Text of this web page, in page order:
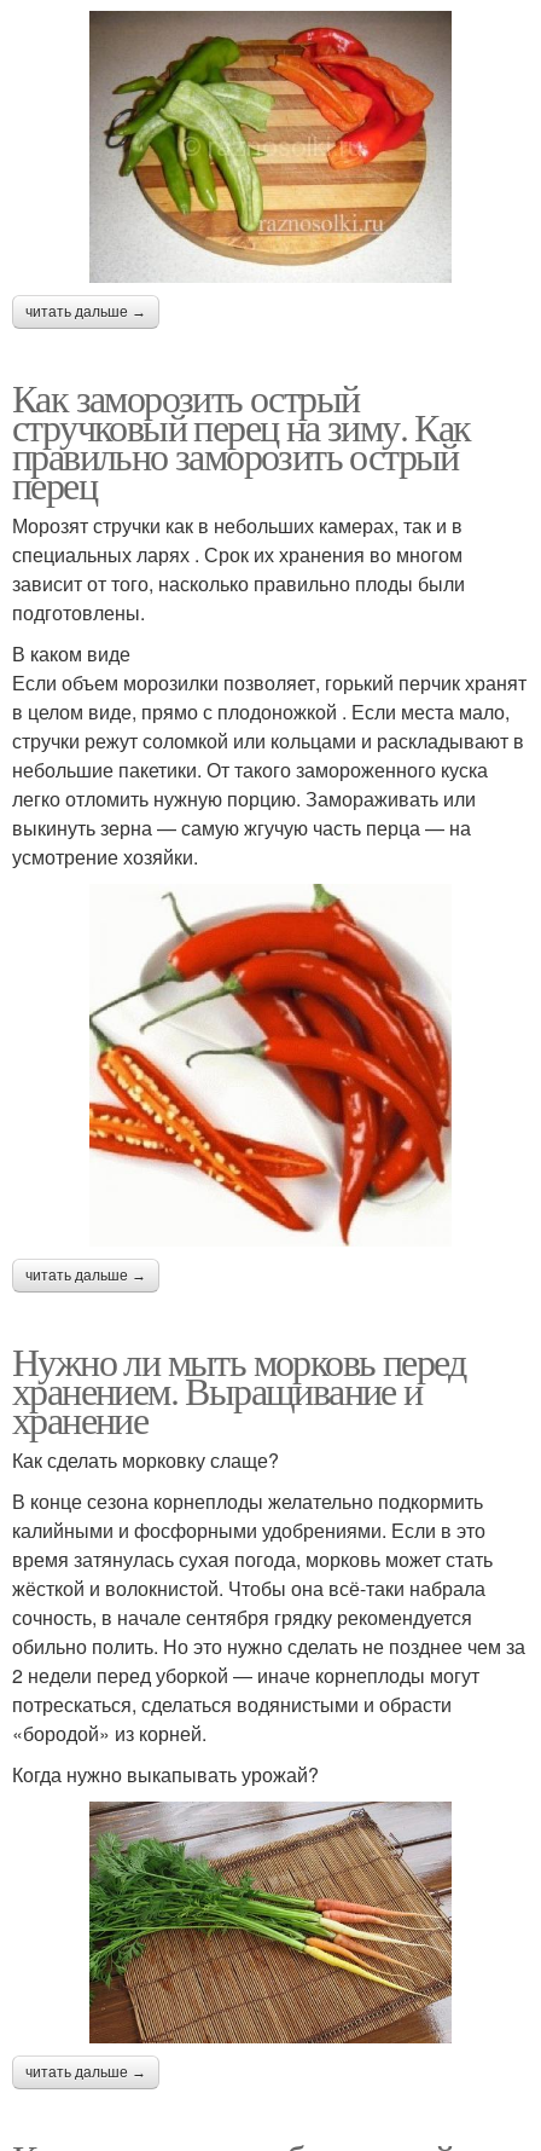
читать дальше →
Как заморозить острый
стручковый перец на зиму. Как
правильно заморозить острый
перец
Морозят стручки как в небольших камерах, так и в
специальных ларях . Срок их хранения во многом
зависит от того, насколько правильно плоды были
подготовлены.
В каком виде
Если объем морозилки позволяет, горький перчик хранят
в целом виде, прямо с плодоножкой . Если места мало,
стручки режут соломкой или кольцами и раскладывают в
небольшие пакетики. От такого замороженного куска
легко отломить нужную порцию. Замораживать или
выкинуть зерна — самую жгучую часть перца — на
усмотрение хозяйки.
читать дальше →
Нужно ли мыть морковь перед
хранением. Выращивание и
хранение
Как сделать морковку слаще?
В конце сезона корнеплоды желательно подкормить
калийными и фосфорными удобрениями. Если в это
время затянулась сухая погода, морковь может стать
жёсткой и волокнистой. Чтобы она всё-таки набрала
сочность, в начале сентября грядку рекомендуется
обильно полить. Но это нужно сделать не позднее чем за
2 недели перед уборкой — иначе корнеплоды могут
потрескаться, сделаться водянистыми и обрасти
«бородой» из корней.
Когда нужно выкапывать урожай?
читать дальше →